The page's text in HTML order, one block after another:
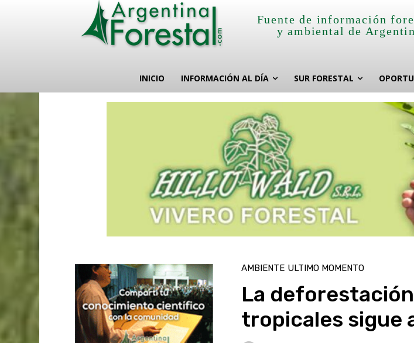
Fuente de información
y ambiental de
INICIO INFORMACIÓN AL DÍA SUR FORESTAL
AMBIENTE ULTIMO MOMENTO
La
tropicales sigue